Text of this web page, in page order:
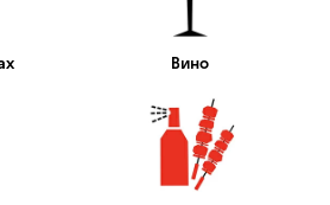
Вино